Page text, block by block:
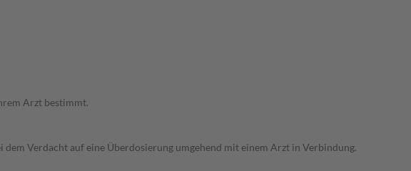
Arzt bestimmt.
Verdacht auf eine Überdosierung umgehend mit einem Arzt in Verbindung.